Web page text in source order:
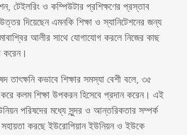
টেইলরিং ও কম্পিউটার প্রশিক্ষণের প্রস্তাব
দিয়েছেন এমনকি শিক্ষা ও স্যানিটেশনের জন্য
আলীর সাথে যোগাযোগ করলে নিজের কাছ
করেন।
তাৎক্ষনি কভাবে শিক্ষার সমস্যা বেশী বলে, ৩৫
কলম শিক্ষা উপকরন হিসেবে প্রদান করেন। এই
পরিষদের মধ্যে সুন্দর ও আন্তরিকতার সম্পর্ক
সহায়তা করছে ইউরোপিয়ান ইউনিয়ন ও ইউকে